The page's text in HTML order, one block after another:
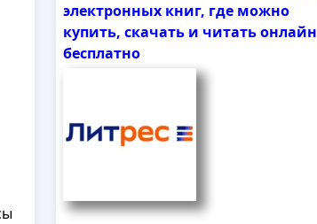
электронных книг, где можно
купить, скачать и читать онлайн
бесплатно